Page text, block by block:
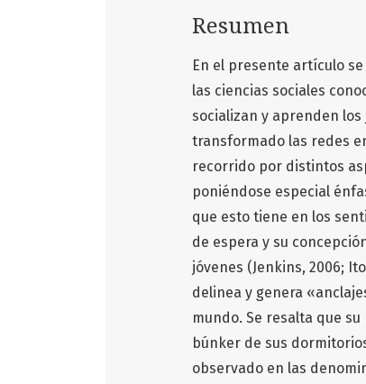
Resumen
En el presente artículo
las ciencias sociales
socializan y aprenden
transformado las redes
recorrido por distintos
poniéndose especial
que esto tiene en los
de espera y su
jóvenes (Jenkins, 2006;
delinea y genera
mundo. Se resalta que
búnker de sus
observado en las